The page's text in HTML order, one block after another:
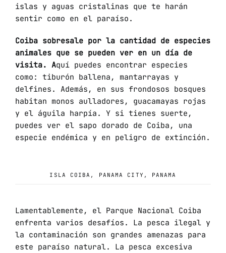
islas y aguas cristalinas que te harán
sentir como en el paraíso.
Coiba sobresale por la cantidad de especies
animales que se pueden ver en un día de
visita. Aquí puedes encontrar especies
como: tiburón ballena, mantarrayas y
delfines. Además, en sus frondosos bosques
habitan monos aulladores, guacamayas rojas
y el águila harpía. Y si tienes suerte,
puedes ver el sapo dorado de Coiba, una
especie endémica y en peligro de extinción.
ISLA COIBA, PANAMA CITY, PANAMA
Lamentablemente, el Parque Nacional Coiba
enfrenta varios desafíos. La pesca ilegal y
la contaminación son grandes amenazas para
este paraíso natural. La pesca excesiva